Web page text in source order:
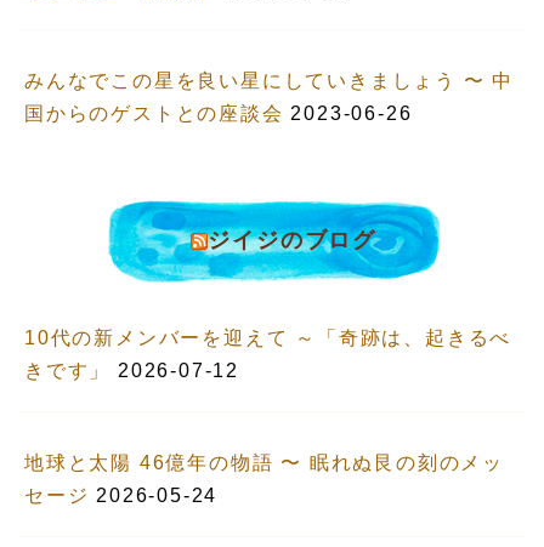
みんなでこの星を良い星にしていきましょう 〜 中
国からのゲストとの座談会 2023-06-26
ジイジのブログ
10代の新メンバーを迎えて ～「奇跡は、起きるべ
きです」
2026-07-12
地球と太陽 46億年の物語 〜 眠れぬ艮の刻のメッ
セージ 2026-05-24